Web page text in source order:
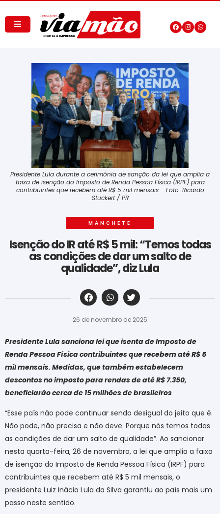
Presidente Lula durante a cerimônia de sanção da lei que amplia a
faixa de isenção do Imposto de Renda Pessoa Física (IRPF) para
contribuintes que recebem até R$ 5 mil mensais - Foto: Ricardo
Stuckert / PR
MANCHETE
Isenção do IR até R$ 5 mil: “Temos todas
as condições de dar um salto de
qualidade”, diz Lula
‎ ‎ ‎ ‎ ‎ ‎ ‎ ‎ ‎ ‎ ‎ ‎ ‎ ‎ ‎ ‎ ‎ ‎ ‎ ‎ ‎ ‎ ‎ ‎ ‎ ‎ ‎ ‎ ‎ ‎ ‎
26 de novembro de 2025
Presidente Lula sanciona lei que isenta de Imposto de
Renda Pessoa Física contribuintes que recebem até R$ 5
mil mensais. Medidas, que também estabelecem
descontos no imposto para rendas de até R$ 7.350,
beneficiarão cerca de 15 milhões de brasileiros
“Esse país não pode continuar sendo desigual do jeito que é.
Não pode, não precisa e não deve. Porque nós temos todas
as condições de dar um salto de qualidade”. Ao sancionar
nesta quarta-feira, 26 de novembro, a lei que amplia a faixa
de isenção do Imposto de Renda Pessoa Física (IRPF) para
contribuintes que recebem até R$ 5 mil mensais, o
presidente Luiz Inácio Lula da Silva garantiu ao país mais um
passo neste sentido.